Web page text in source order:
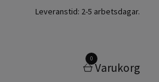
Leveranstid: 2-5 arbetsdagar.
0
Varukorg